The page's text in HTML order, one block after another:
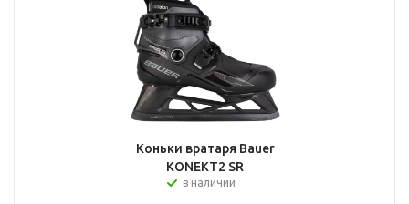
Коньки вратаря Bauer
KONEKT2 SR
в наличии